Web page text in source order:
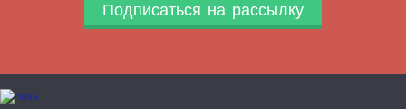
Подписаться на рассылку